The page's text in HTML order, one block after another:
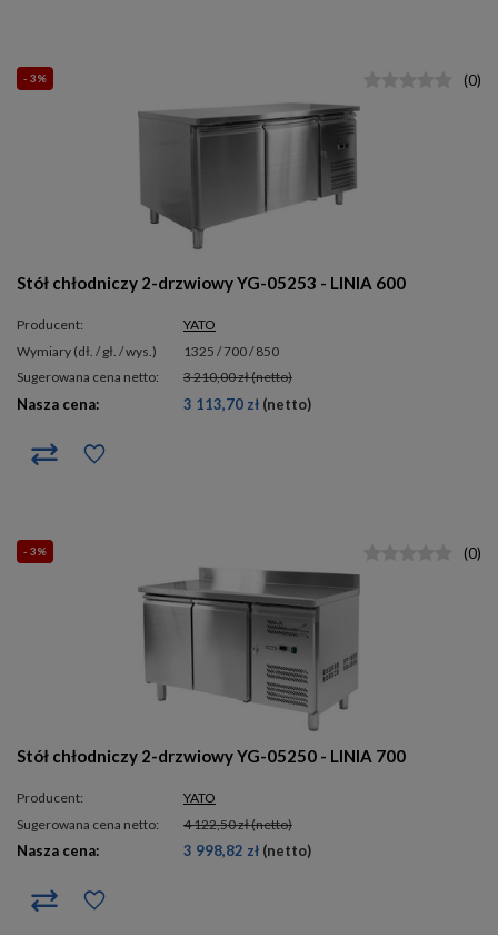
- 3%
Stół chłodniczy 2-drzwiowy YG-05253 - LINIA 600
Producent:
YATO
wymiary (dł. / gł. / wys.)
1325 / 700 / 850
Sugerowana cena netto:
3 210,00 zł(netto)
Nasza cena: 3 113,70 zł (netto)
(0)
- 3%
Stół chłodniczy 2-drzwiowy YG-05250 - LINIA 700
Producent:
YATO
Sugerowana cena netto:
4 122,50 zł(netto)
Nasza cena: 3 998,82 zł (netto)
(0)